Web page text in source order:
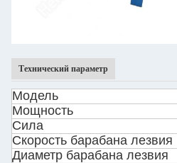
Технический параметр
Модель
Мощность
Сила
Скорость барабана лезвия
Диаметр барабана лезвия